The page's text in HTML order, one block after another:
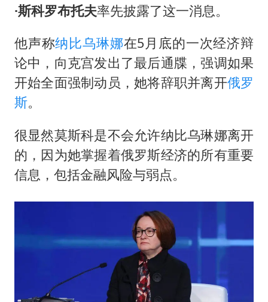
·斯科罗布托夫率先披露了这一消息。
他声称纳比乌琳娜在5月底的一次经济辩
论中，向克宫发出了最后通牒，强调如果
开始全面强制动员，她将辞职并离开俄罗
斯。
很显然莫斯科是不会允许纳比乌琳娜离开
的，因为她掌握着俄罗斯经济的所有重要
信息，包括金融风险与弱点。